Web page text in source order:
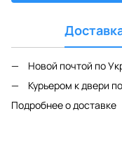
Новой почтой по
Курьером к двери
Подробнее о доставке